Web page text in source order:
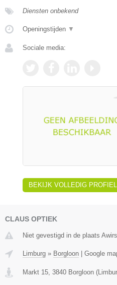
Diensten onbekend
Openingstijden ▼
Sociale media:
BEKIJK VOLLEDIG PROFIEL
CLAUS OPTIEK
Niet gevestigd in de plaats
Limburg » Borgloon Google
Markt 15, 3840 Borgloon (